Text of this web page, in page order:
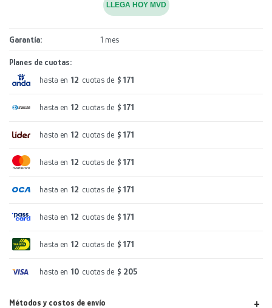
LLEGA HOY MVD
Garantía 1 mes
Planes de cuotas:
hasta en 12 cuotas de $ 171
hasta en 12 cuotas de $ 171
hasta en 12 cuotas de $ 171
hasta en 12 cuotas de $ 171
hasta en 12 cuotas de $ 171
hasta en 12 cuotas de $ 171
hasta en 12 cuotas de $ 171
hasta en 10 cuotas de $ 205
Métodos y costos de envío